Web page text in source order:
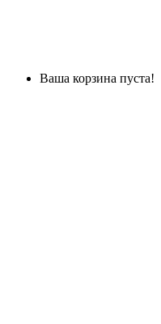
Ваша корзина пуста!